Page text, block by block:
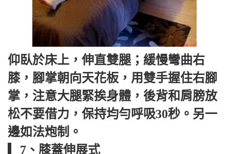
仰臥於床上，伸直雙腿；緩慢彎曲右
膝，腳掌朝向天花板，用雙手握住右腳
掌，注意大腿緊挨身體，後背和肩膀放
松不要借力，保持均勻呼吸30秒。另一
邊如法炮制。
▎7、膝蓋伸展式